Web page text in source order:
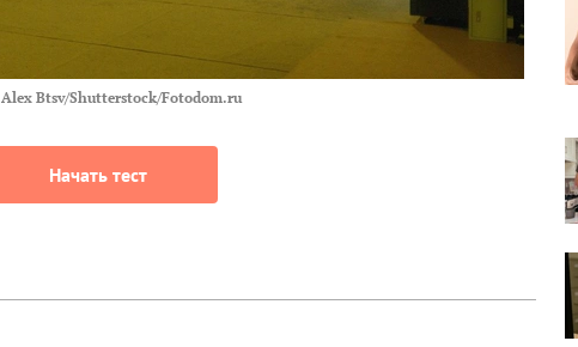
Alex Btsv/Shutterstock/Fotodom.ru
Начать тест